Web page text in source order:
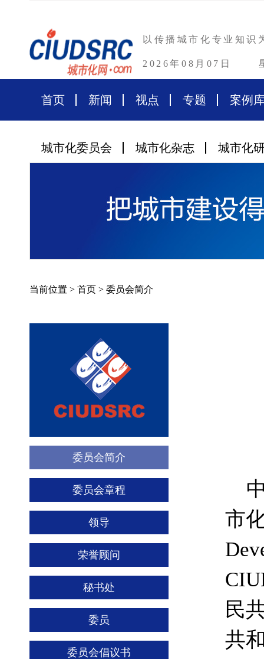
以传播城市化专业知识
2026年08月07日
首页 新闻 视点 专题 案例
城市化委员会 城市化杂志 城市化
当前位置 > 首页 > 委员会简介
委员会简介
委员会章程
领导
荣誉顾问
秘书处
委员
委员会倡议书
中
市
民
共